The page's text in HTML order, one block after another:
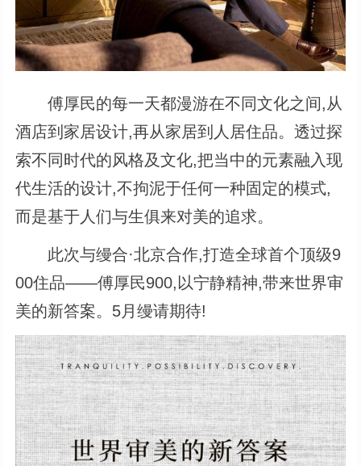
傅厚民的每一天都漫游在不同文化之间,从
酒店到家居设计,再从家居到人居住品。透过探
索不同时代的风格及文化,把当中的元素融入现
代生活的设计,不拘泥于任何一种固定的模式,
而是基于人们与生俱来对美的追求。
此次与缦合·北京合作,打造全球首个顶级9
00住品——傅厚民900,以宁静精神,带来世界审
美的新答案。5月缦请期待!